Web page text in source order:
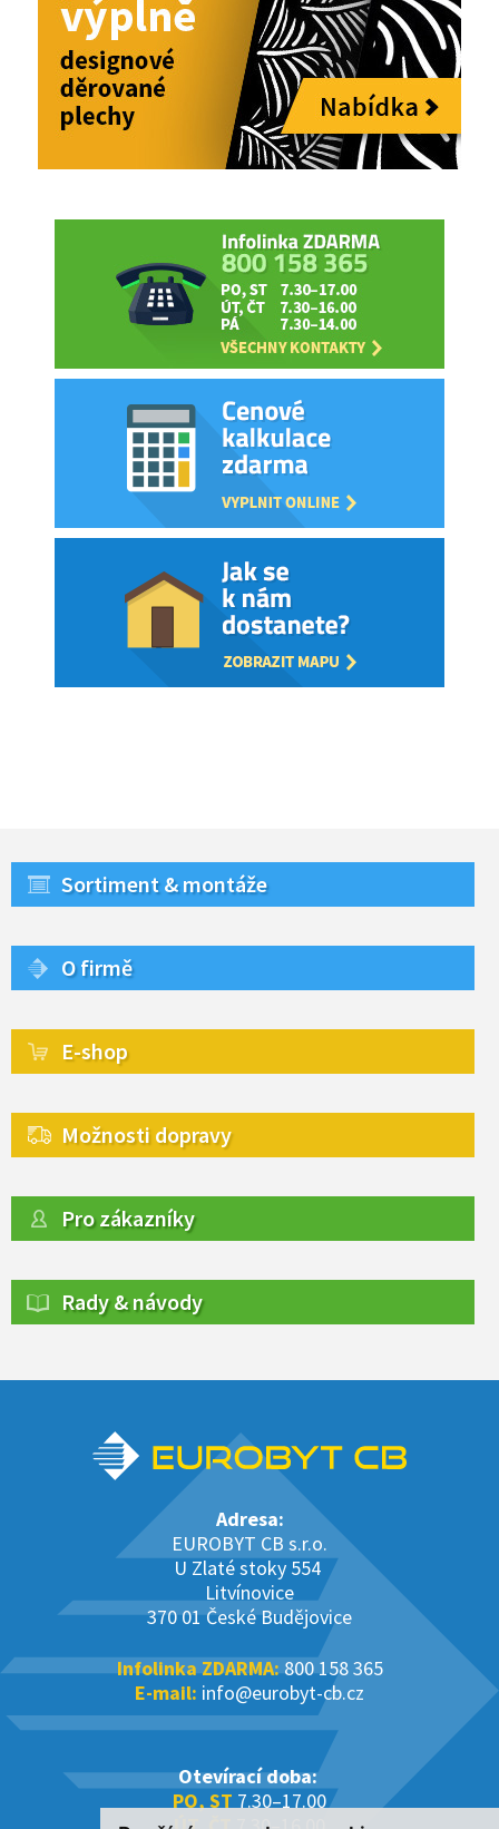
Sortiment & montáže
O firmě
E-shop
Možnosti dopravy
Pro zákazníky
Rady & návody
Adresa:
EUROBYT CB s.r.o.
U Zlaté stoky 554
Litvínovice
370 01 České Budějovice
Infolinka ZDARMA:800 158 365
E-mail: info@eurobyt-cb.cz
Otevírací doba:
PO, ST 7.30–17.00